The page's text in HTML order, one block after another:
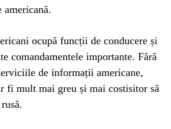
ocupă funcții de conducere și
comandamentele importante. Fără
de informații americane,
fi mult mai greu și mai costisitor să